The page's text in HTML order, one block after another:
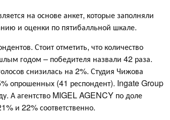
на основе анкет, которые заполняли
и оценки по пятибалльной шкале.
Стоит отметить, что количество
годом – победителя назвали 42 раза.
снизилась на 2%. Студия Чижова
опрошенных (41 респондент). Ingate Group
А агентство MIGEL AGENCY по доле
и 22% соответственно.